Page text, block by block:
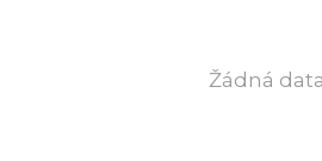
Žádná data